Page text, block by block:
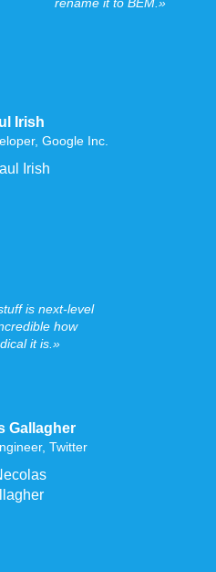
Irish
Google Inc.
is next-level
how
it is.
Gallagher
Twitter